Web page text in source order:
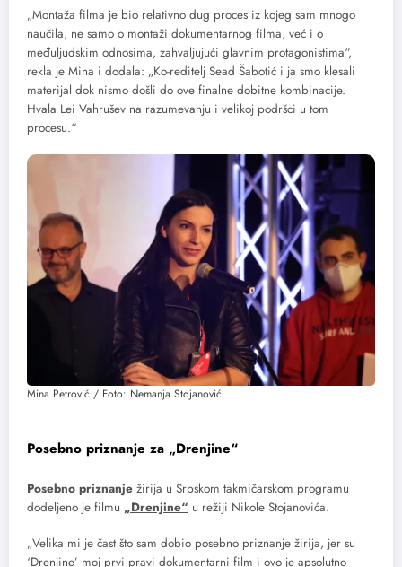
„Montaža filma je bio relativno dug proces iz kojeg sam mnogo
naučila, ne samo o montaži dokumentarnog filma, već i o
međuljudskim odnosima, zahvaljujući glavnim protagonistima“,
rekla je Mina i dodala: „Ko-reditelj Sead Šabotić i ja smo klesali
materijal dok nismo došli do ove finalne dobitne kombinacije.
Hvala Lei Vahrušev na razumevanju i velikoj podršci u tom
procesu.“
Mina Petrović / Foto: Nemanja Stojanović
Posebno priznanje za „Drenjine“
Posebno priznanje žirija u Srpskom takmičarskom programu
dodeljeno je filmu „Drenjine“ u režiji Nikole Stojanovića.
„Velika mi je čast što sam dobio posebno priznanje žirija, jer su
‘Drenjine’ moj prvi pravi dokumentarni film i ovo je apsolutno